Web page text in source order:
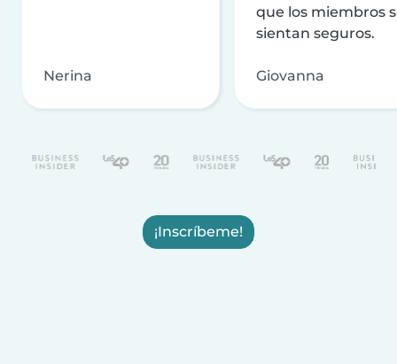
Nerina
que los miembros
sientan seguros.
Giovanna
¡Inscríbeme!